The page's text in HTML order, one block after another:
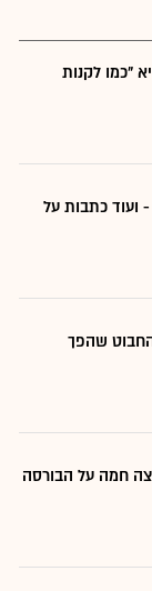
"כמו לקנות
ועוד כתבות על
שהפך
חמה על הבורסה